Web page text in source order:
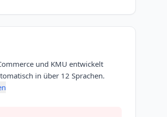
und KMU entwickelt
in über 12 Sprachen.